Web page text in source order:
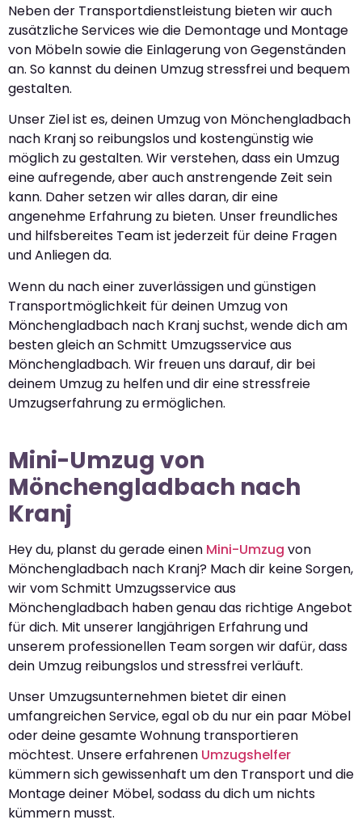
Neben der Transportdienstleistung bieten wir auch
zusätzliche Services wie die Demontage und Montage
von Möbeln sowie die Einlagerung von Gegenständen
an. So kannst du deinen Umzug stressfrei und bequem
gestalten.
Unser Ziel ist es, deinen Umzug von Mönchengladbach
nach Kranj so reibungslos und kostengünstig wie
möglich zu gestalten. Wir verstehen, dass ein Umzug
eine aufregende, aber auch anstrengende Zeit sein
kann. Daher setzen wir alles daran, dir eine
angenehme Erfahrung zu bieten. Unser freundliches
und hilfsbereites Team ist jederzeit für deine Fragen
und Anliegen da.
Wenn du nach einer zuverlässigen und günstigen
Transportmöglichkeit für deinen Umzug von
Mönchengladbach nach Kranj suchst, wende dich am
besten gleich an Schmitt Umzugsservice aus
Mönchengladbach. Wir freuen uns darauf, dir bei
deinem Umzug zu helfen und dir eine stressfreie
Umzugserfahrung zu ermöglichen.
Mini-Umzug von
Mönchengladbach nach
Kranj
Hey du, planst du gerade einen Mini-Umzug von
Mönchengladbach nach Kranj? Mach dir keine Sorgen,
wir vom Schmitt Umzugsservice aus
Mönchengladbach haben genau das richtige Angebot
für dich. Mit unserer langjährigen Erfahrung und
unserem professionellen Team sorgen wir dafür, dass
dein Umzug reibungslos und stressfrei verläuft.
Unser Umzugsunternehmen bietet dir einen
umfangreichen Service, egal ob du nur ein paar Möbel
oder deine gesamte Wohnung transportieren
möchtest. Unsere erfahrenen Umzugshelfer
kümmern sich gewissenhaft um den Transport und die
Montage deiner Möbel, sodass du dich um nichts
kümmern musst.